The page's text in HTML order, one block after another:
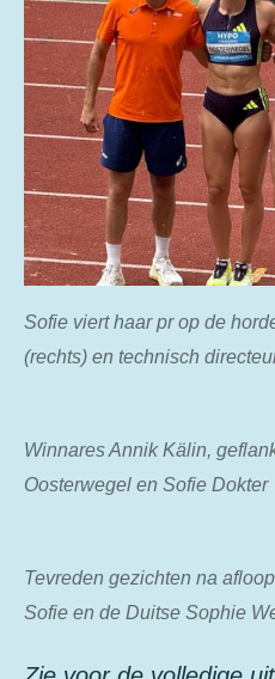
Sofie viert haar pr op de
(rechts) en technisch
Winnares Annik Kälin,
Oosterwegel en Sofie Dokter
Tevreden gezichten na
Sofie en de Duitse Sophie